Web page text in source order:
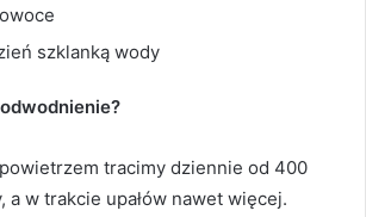
szklanką wody
tracimy dziennie od 400
a w trakcie upałów nawet więcej.